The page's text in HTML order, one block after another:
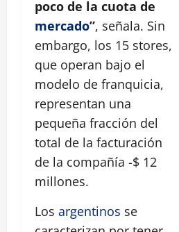
poco de la cuota de
mercado”, señala. Sin
embargo, los 15 stores,
que operan bajo el
modelo de franquicia,
representan una
pequeña fracción del
total de la facturación
de la compañía -$ 12
millones.
Los argentinos se